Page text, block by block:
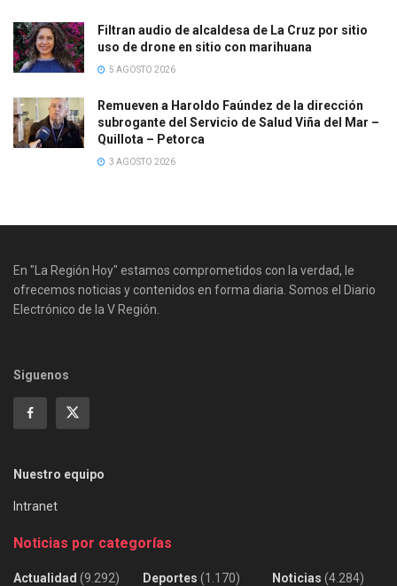
Filtran audio de alcaldesa de La Cruz por sitio
uso de drone en sitio con marihuana
5 AGOSTO 2026
Remueven a Haroldo Faúndez de la dirección
subrogante del Servicio de Salud Viña del Mar –
Quillota – Petorca
3 AGOSTO 2026
En "La Región Hoy" estamos comprometidos con la verdad, le
ofrecemos noticias y contenidos en forma diaria. Somos el Diario
Electrónico de la V Región.
Siguenos
Nuestro equipo
Intranet
Noticias por categorías
Actualidad (9.292)
Deportes (1.170)
Noticias (4.284)